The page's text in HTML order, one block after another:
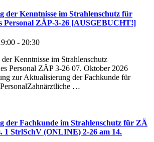
der Kenntnisse im Strahlenschutz für
Personal ZÄP-3-26 [AUSGEBUCHT!]
- 20:30
Kenntnisse im Strahlenschutz
Personal ZÄP 3-26 07. Oktober 2026
zur Aktualisierung der Fachkunde für
…
der Fachkunde im Strahlenschutz für ZÄ
1 StrlSchV (ONLINE) 2-26 am 14.